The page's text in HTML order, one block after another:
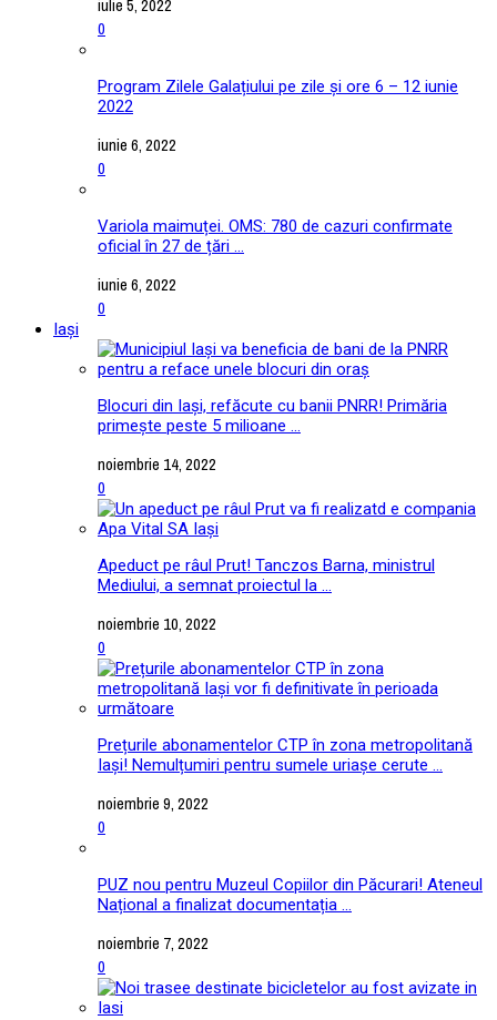
0
Program Zilele Galațiului pe zile și ore 6 – 12 iunie
2022
iunie 6, 2022
0
Variola maimuței. OMS: 780 de cazuri confirmate
oficial în 27 de țări ...
iunie 6, 2022
0
Iași
Blocuri din Iași, refăcute cu banii PNRR! Primăria
primește peste 5 milioane ...
noiembrie 14, 2022
0
Apeduct pe râul Prut! Tanczos Barna, ministrul
Mediului, a semnat proiectul la ...
noiembrie 10, 2022
0
Prețurile abonamentelor CTP în zona metropolitană
Iași! Nemulțumiri pentru sumele uriașe cerute ...
noiembrie 9, 2022
0
PUZ nou pentru Muzeul Copiilor din Păcurari! Ateneul
Național a finalizat documentația ...
noiembrie 7, 2022
0